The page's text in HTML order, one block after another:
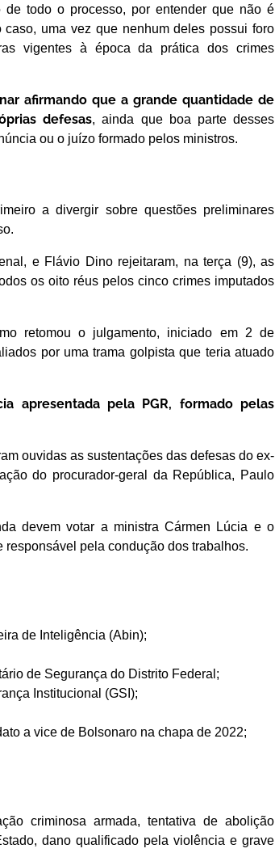
todo o processo, por entender que não é
uma vez que nenhum deles possui foro
vigentes à época da prática dos crimes
afirmando que a grande quantidade de
defesas, ainda que boa parte desses
ou o juízo formado pelos ministros.
a divergir sobre questões preliminares
e Flávio Dino rejeitaram, na terça (9), as
os oito réus pelos cinco crimes imputados
retomou o julgamento, iniciado em 2 de
por uma trama golpista que teria atuado
apresentada pela PGR, formado pelas
ouvidas as sustentações das defesas do ex-
do procurador-geral da República, Paulo
devem votar a ministra Cármen Lúcia e o
pela condução dos trabalhos.
de Inteligência (Abin);
de Segurança do Distrito Federal;
Institucional (GSI);
a vice de Bolsonaro na chapa de 2022;
criminosa armada, tentativa de abolição
dano qualificado pela violência e grave